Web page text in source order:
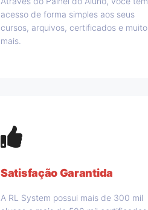
acesso de forma simples aos seus
cursos, arquivos, certificados e muito
mais.
Satisfação Garantida
A RL System possui mais de 300 mil